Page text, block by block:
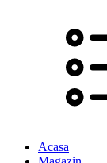
Acasa